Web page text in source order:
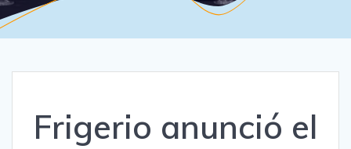
Frigerio anunció el